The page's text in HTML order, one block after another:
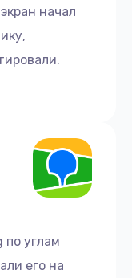
начал
углам
его на